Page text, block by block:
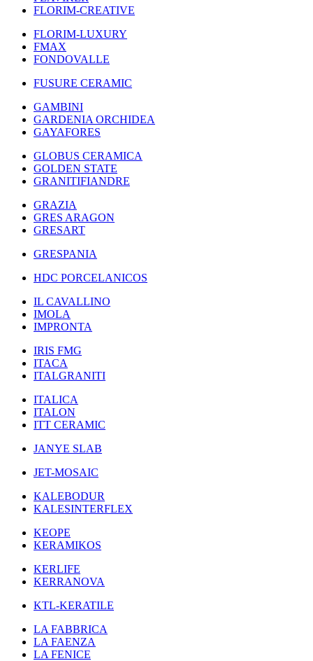
FLORIM-CREATIVE
FLORIM-LUXURY
FMAX
FONDOVALLE
FUSURE CERAMIC
GAMBINI
GARDENIA ORCHIDEA
GAYAFORES
GLOBUS CERAMICA
GOLDEN STATE
GRANITIFIANDRE
GRAZIA
GRES ARAGON
GRESART
GRESPANIA
HDC PORCELANICOS
IL CAVALLINO
IMOLA
IMPRONTA
IRIS FMG
ITACA
ITALGRANITI
ITALICA
ITALON
ITT CERAMIC
JANYE SLAB
JET-MOSAIC
KALEBODUR
KALESINTERFLEX
KEOPE
KERAMIKOS
KERLIFE
KERRANOVA
KTL-KERATILE
LA FABBRICA
LA FAENZA
LA FENICE